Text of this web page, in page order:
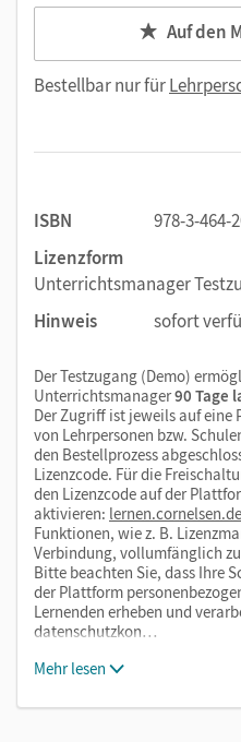
Auf den
Bestellbar nur für
ISBN
978-3-464-
Lizenzform
Unterrichtsmanager
Hinweis
sofort
Der Testzugang (Demo)
Unterrichtsmanager90 Tage
Der Zugriff ist jeweils auf eine
von Lehrpersonen bzw.
den Bestellprozess
Lizenzcode. Für die
den Lizenzcode auf der
aktivieren: lernen.cornelsen.de
Funktionen, wie z. B.
Verbindung, vollumfänglich
Bitte beachten Sie, dass Ihre
der Plattform
Lernenden erheben und
datenschutzkon…
Mehr lesen